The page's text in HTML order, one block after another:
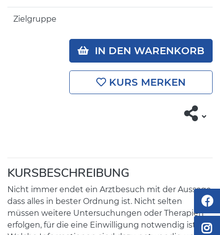
Zielgruppe
IN DEN WARENKORB
KURS MERKEN
KURSBESCHREIBUNG
Nicht immer endet ein Arztbesuch mit der Aussage,
dass alles in bester Ordnung ist. Nicht selten
müssen weitere Untersuchungen oder Therapien
erfolgen, für die eine Einwilligung notwendig ist.